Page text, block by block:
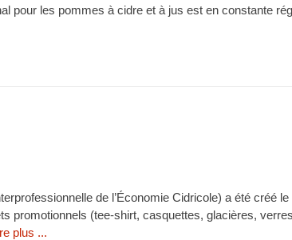
pour les pommes à cidre et à jus est en constante
de l’Économie Cidricole) a été créé le
promotionnels (tee-shirt, casquettes, glacières,
plus ...